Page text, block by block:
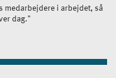
medarbejdere i arbejdet, så
dag."